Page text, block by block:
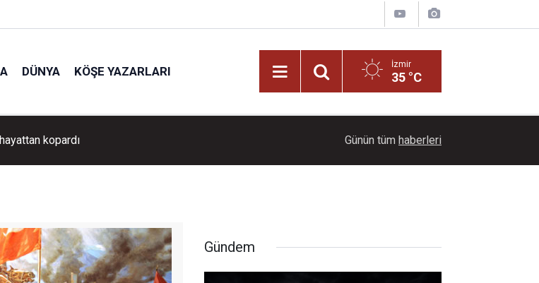
DÜNYA KÖŞE YAZARLARI İzmir
35 °C
kopardı Egeli İhraçatçılardan AK Parti Genel Sekreteri
Günün tüm haberleri
Gündem